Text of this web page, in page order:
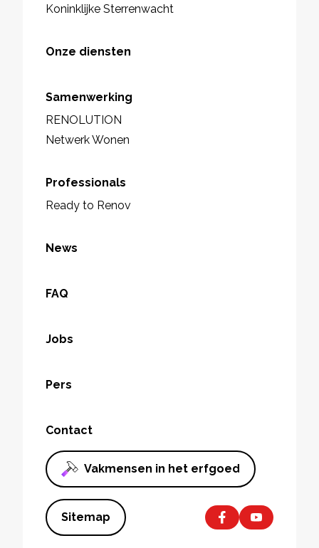
Koninklijke Sterrenwacht
Onze diensten
Samenwerking
RENOLUTION
Netwerk Wonen
Professionals
Ready to Renov
News
FAQ
Jobs
Pers
Contact
Vakmensen in het erfgoed
Sitemap